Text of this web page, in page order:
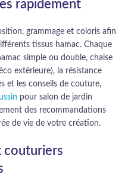
rapidement
grammage et coloris afin
tissus hamac. Chaque
simple ou double, chaise
extérieure), la résistance
et les conseils de couture,
pour salon de jardin
des recommandations
de vie de votre création.
couturiers